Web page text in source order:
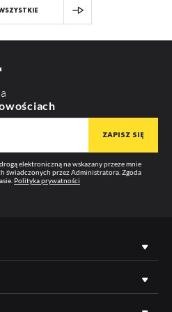
elektroniczną na wskazany przeze mnie
świadczonych przez Administratora. Zgoda
Polityka prywatności